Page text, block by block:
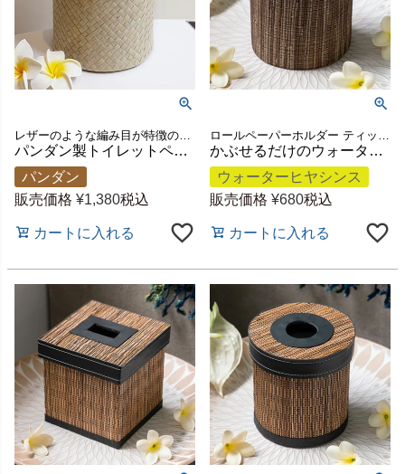
パンダン製トイレットペーパーケース 丸型 ナチュラル 約W14.5×D14.5×H14.5cm [8406]
パンダン
販売価格 ¥1,380税込
カートに入れる
かぶせるだけのウォーターヒヤシンス トイレットペーパーカバー 約W12.5×D12.5×H12.5cm [10664]
ウォーターヒヤシンス
販売価格 ¥680税込
カートに入れる